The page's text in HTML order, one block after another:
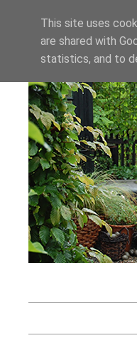
This site uses
are shared with
statistics, and to